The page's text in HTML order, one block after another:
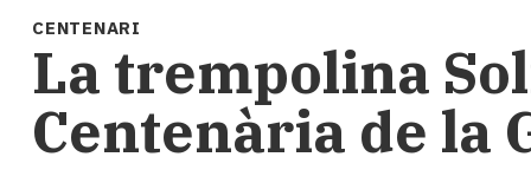
i
Cultura
Esports
Mai
tant!
CENTENARI
La trempolina
Centenària de la